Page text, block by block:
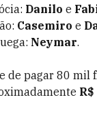
Danilo e
Casemiro e
Neymar.
de pagar 80 mil